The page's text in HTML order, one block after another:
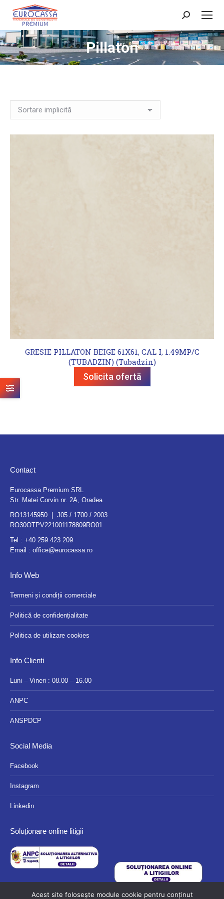
Search:
Pillaton
GRESIE PILLATON BEIGE 61X61, CAL I, 1.49MP/C
(TUBADZIN) (Tubadzin)
Solicita ofertă
Contact
Eurocassa Premium SRL
Str. Matei Corvin nr. 2A, Oradea
RO13145950 | J05 / 1700 / 2003
RO30OTPV221001178809RO01
Tel : +40 259 423 209
Email : office@eurocassa.ro
Info Web
Termeni și condiții comerciale
Politică de confidențialitate
Politica de utilizare cookies
Info Clienti
Luni – Vineri : 08.00 – 16.00
ANPC
ANSPDCP
Social Media
Facebook
Instagram
Linkedin
Soluționare online litigii
Acest site folosește module cookie pentru conținut